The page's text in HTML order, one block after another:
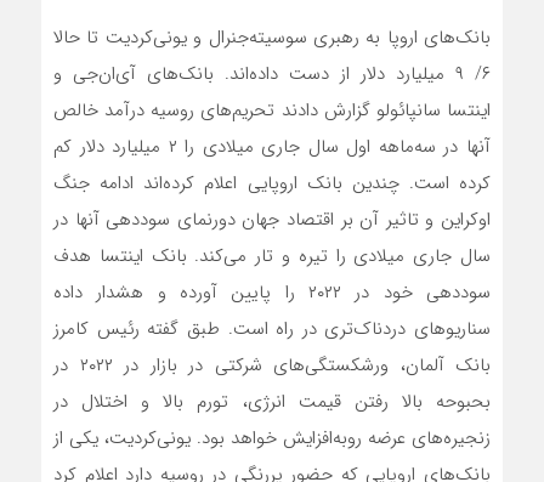
بانک‌های اروپا به رهبری سوسیته‌جنرال و یونی‌کردیت تا حالا
۶/ ۹ میلیارد دلار از دست داده‌اند. بانک‌های آی‌ان‌جی و
اینتسا سانپائولو گزارش دادند تحریم‌های روسیه درآمد خالص
آنها در سه‌ماهه اول سال جاری میلادی را ۲ میلیارد دلار کم
کرده است. چندین بانک اروپایی اعلام کرده‌اند ادامه جنگ
اوکراین و تاثیر آن بر اقتصاد جهان دورنمای سوددهی آنها در
سال جاری میلادی را تیره و تار می‌کند. بانک اینتسا هدف
سوددهی خود در ۲۰۲۲ را پایین آورده و هشدار داده
سناریوهای دردناک‌تری در راه است. طبق گفته رئیس کامرز
بانک آلمان، ورشکستگی‌های شرکتی در بازار در ۲۰۲۲ در
بحبوحه بالا رفتن قیمت انرژی، تورم بالا و اختلال در
زنجیره‌های عرضه روبه‌افزایش خواهد بود. یونی‌کردیت، یکی از
بانک‌های اروپایی که حضور پررنگی در روسیه دارد اعلام کرد